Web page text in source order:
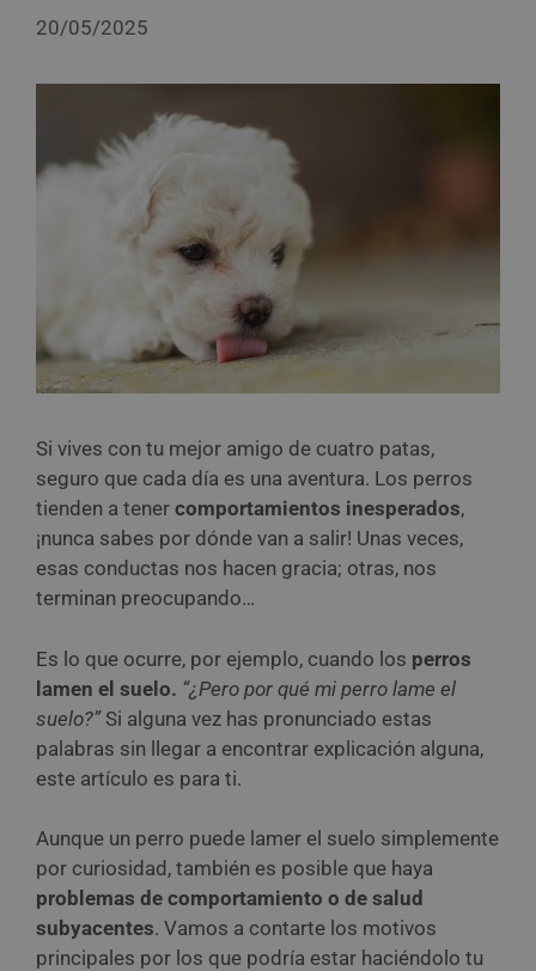
20/05/2025
Si vives con tu mejor amigo de cuatro patas,
seguro que cada día es una aventura. Los perros
tienden a tener comportamientos inesperados,
¡nunca sabes por dónde van a salir! Unas veces,
esas conductas nos hacen gracia; otras, nos
terminan preocupando…
Es lo que ocurre, por ejemplo, cuando los perros
lamen el suelo. “¿Pero por qué mi perro lame el
suelo?”Si alguna vez has pronunciado estas
palabras sin llegar a encontrar explicación alguna,
este artículo es para ti.
Aunque un perro puede lamer el suelo simplemente
por curiosidad, también es posible que haya
problemas de comportamiento o de salud
subyacentes. Vamos a contarte los motivos
principales por los que podría estar haciéndolo tu